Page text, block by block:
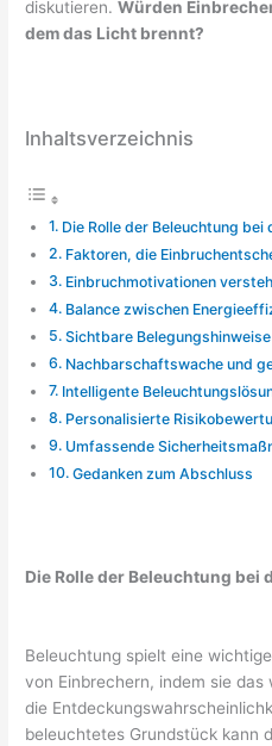
diskutieren.Würden
dem das Licht brennt?
Inhaltsverzeichnis
Die Rolle der Beleuchtung
Faktoren, die
Einbruchmotivationen
Balance zwischen
Sichtbare Belegungshinweise
Nachbarschaftswache und
Intelligente
Personalisierte
Umfassende
Gedanken zum Abschluss
Die Rolle der Beleuchtung bei
Beleuchtung spielt eine
von Einbrechern, indem sie das
die
beleuchtetes Grundstück kann